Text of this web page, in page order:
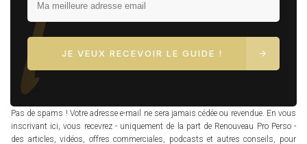
JE VEUX RECEVOIR LE GUIDE !
Pas de spams ! Votre adresse e-mail ne sera jamais cédée ou revendue. En vous
inscrivant ici, vous recevrez - uniquement de la part de Renouveau Pro Perso -
des articles, vidéos, offres commerciales, podcasts et autres conseils, pour